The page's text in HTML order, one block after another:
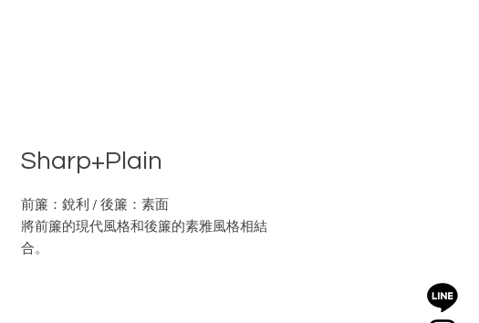
Sharp+Plain
前簾：銳利 / 後簾：素面
將前簾的現代風格和後簾的素雅風格相結
合。